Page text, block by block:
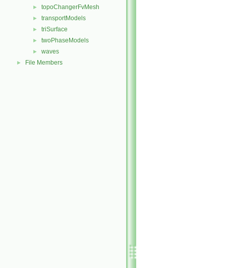
► topoChangerFvMesh
► transportModels
► triSurface
► twoPhaseModels
► waves
► File Members